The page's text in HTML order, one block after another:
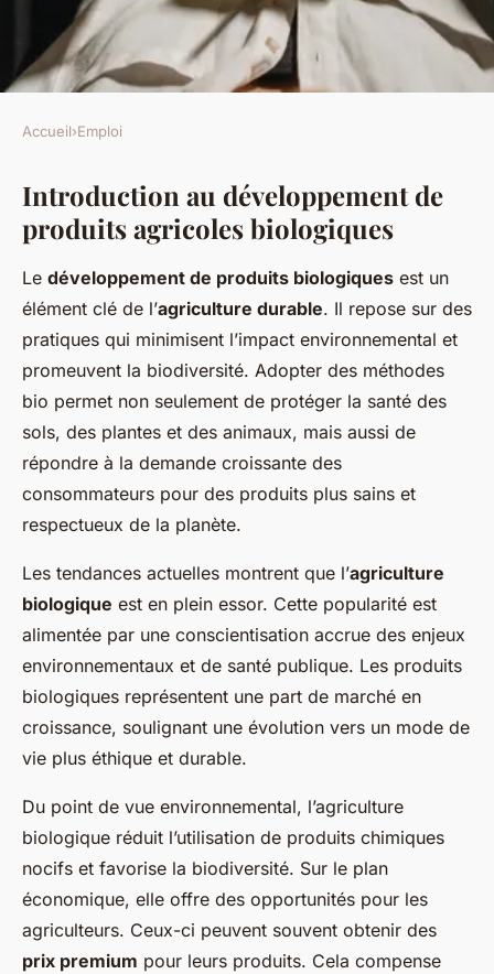
Maîtriser l"art du
développement de produits
agricoles biologiques :
devenez un expert
incontournable !
Noham•16 février 2025•7 min de lecture
Accueil›Emploi
Introduction au développement de
produits agricoles biologiques
Le développement de produits biologiques est un
élément clé de l’agriculture durable. Il repose sur des
pratiques qui minimisent l’impact environnemental et
promeuvent la biodiversité. Adopter des méthodes
bio permet non seulement de protéger la santé des
sols, des plantes et des animaux, mais aussi de
répondre à la demande croissante des
consommateurs pour des produits plus sains et
respectueux de la planète.
Les tendances actuelles montrent que l’agriculture
biologique est en plein essor. Cette popularité est
alimentée par une conscientisation accrue des enjeux
environnementaux et de santé publique. Les produits
biologiques représentent une part de marché en
croissance, soulignant une évolution vers un mode de
vie plus éthique et durable.
Du point de vue environnemental, l’agriculture
biologique réduit l’utilisation de produits chimiques
nocifs et favorise la biodiversité. Sur le plan
économique, elle offre des opportunités pour les
agriculteurs. Ceux-ci peuvent souvent obtenir des
prix premium pour leurs produits. Cela compense